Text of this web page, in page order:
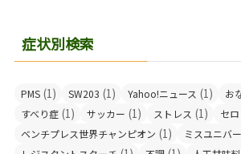
症状別検索
PMS (1) SW203 (1) Yahoo!ニュース (1) お
すべり症 (1) サッカー (1) ストレス (1) セ
ベンチプレス世界チャンピオン (1) ミスユニバ